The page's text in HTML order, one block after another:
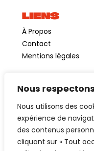
Nous
Nous utilisons des
expérience de
des contenus
cliquant sur « Tout
LIENS
À Propos
Contact
Mentions légales
Création site